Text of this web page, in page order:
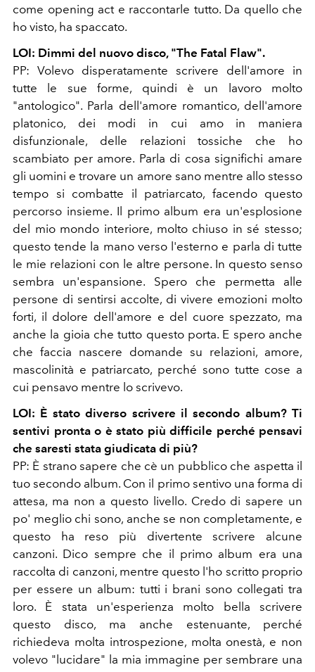
come opening act e raccontarle tutto. Da quello che
ho visto, ha spaccato.
LOI: Dimmi del nuovo disco, "The Fatal Flaw".
PP: Volevo disperatamente scrivere dell'amore in
tutte le sue forme, quindi è un lavoro molto
"antologico". Parla dell'amore romantico, dell'amore
platonico, dei modi in cui amo in maniera
disfunzionale, delle relazioni tossiche che ho
scambiato per amore. Parla di cosa significhi amare
gli uomini e trovare un amore sano mentre allo stesso
tempo si combatte il patriarcato, facendo questo
percorso insieme. Il primo album era un'esplosione
del mio mondo interiore, molto chiuso in sé stesso;
questo tende la mano verso l'esterno e parla di tutte
le mie relazioni con le altre persone. In questo senso
sembra un'espansione. Spero che permetta alle
persone di sentirsi accolte, di vivere emozioni molto
forti, il dolore dell'amore e del cuore spezzato, ma
anche la gioia che tutto questo porta. E spero anche
che faccia nascere domande su relazioni, amore,
mascolinità e patriarcato, perché sono tutte cose a
cui pensavo mentre lo scrivevo.
LOI: È stato diverso scrivere il secondo album? Ti
sentivi pronta o è stato più difficile perché pensavi
che saresti stata giudicata di più?
PP: È strano sapere che cè un pubblico che aspetta il
tuo secondo album. Con il primo sentivo una forma di
attesa, ma non a questo livello. Credo di sapere un
po' meglio chi sono, anche se non completamente, e
questo ha reso più divertente scrivere alcune
canzoni. Dico sempre che il primo album era una
raccolta di canzoni, mentre questo l'ho scritto proprio
per essere un album: tutti i brani sono collegati tra
loro. È stata un'esperienza molto bella scrivere
questo disco, ma anche estenuante, perché
richiedeva molta introspezione, molta onestà, e non
volevo "lucidare" la mia immagine per sembrare una